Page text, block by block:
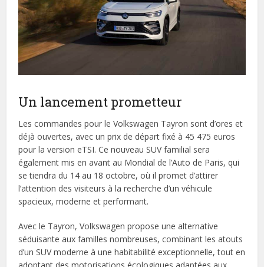
Un lancement prometteur
Les commandes pour le Volkswagen Tayron sont d’ores et
déjà ouvertes, avec un prix de départ fixé à 45 475 euros
pour la version eTSI. Ce nouveau SUV familial sera
également mis en avant au Mondial de l’Auto de Paris, qui
se tiendra du 14 au 18 octobre, où il promet d’attirer
l’attention des visiteurs à la recherche d’un véhicule
spacieux, moderne et performant.
Avec le Tayron, Volkswagen propose une alternative
séduisante aux familles nombreuses, combinant les atouts
d’un SUV moderne à une habitabilité exceptionnelle, tout en